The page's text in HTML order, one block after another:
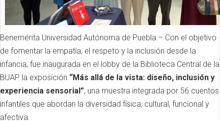
Benemérita Universidad Autónoma de Puebla.– Con el objetivo
de fomentar la empatía, el respeto y la inclusión desde la
infancia, fue inaugurada en el lobby de la Biblioteca Central de la
BUAP la exposición “Más allá de la vista: diseño, inclusión y
experiencia sensorial”, una muestra integrada por 56 cuentos
infantiles que abordan la diversidad física, cultural, funcional y
afectiva.